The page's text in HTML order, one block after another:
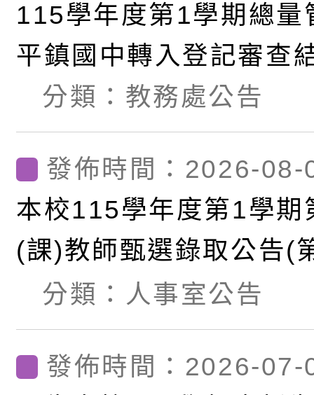
115學年度第1學期總量
平鎮國中轉入登記審查
分類：教務處公告
發佈時間：2026-
本校115學年度第1學期
(課)教師甄選錄取公告(
(尚有缺額,續辦第2次招
分類：人事室公告
發佈時間：2026-